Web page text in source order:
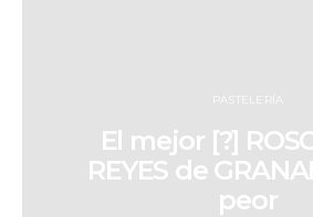
PASTELERÍA
El mejor [?]
REYES de
peor